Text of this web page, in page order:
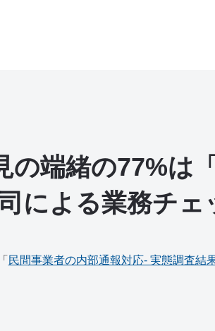
の端緒の77%は
による業務チ
民間事業者の内部通報対応‐ 実態調査結